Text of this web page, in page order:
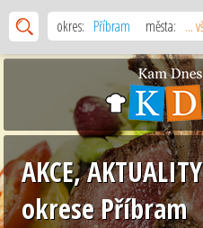
okres: Příbram města: ...
AKCE,
okrese Příbram